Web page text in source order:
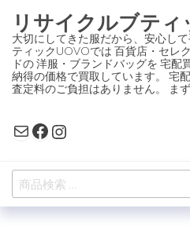
ン
テ
ン
ツ
プ
リサイクルブティ
大切にしてきた服だから、安心し
ティックUOVOでは 百貨店・セレ
ドの 洋服・ブランドバッグを 宅配
納得の価格で買取しています。 宅
査定料のご負担はありません。 ま
MailFacebook
Instagram
検
索